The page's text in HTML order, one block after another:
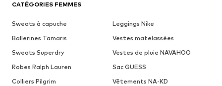
CATÉGORIES FEMMES
Sweats à capuche
Leggings Nike
Ballerines Tamaris
Vestes matelassées
Sweats Superdry
Vestes de pluie NAVAHOO
Robes Ralph Lauren
Sac GUESS
Colliers Pilgrim
Vêtements NA-KD